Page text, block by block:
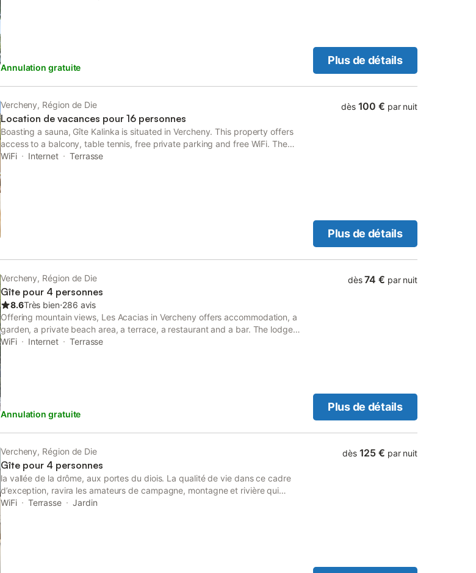
Annulation gratuite
Plus de détails
Vercheny, Région de Die
Location de vacances pour 16 personnes
Boasting a sauna, Gîte Kalinka is situated in Vercheny. This property offers
access to a balcony, table tennis, free private parking and free WiFi. The
holiday home features facilities for disabled guests.
WiFi Internet Terrasse
dès 100 € par nuit
Plus de détails
Vercheny, Région de Die
Gîte pour 4 personnes
8.6Très bien⋅286 avis
Offering mountain views, Les Acacias in Vercheny offers accommodation, a
garden, a private beach area, a terrace, a restaurant and a bar. The lodge
features both WiFi and private parking free of charge.
WiFi Internet Terrasse
Annulation gratuite
dès 74 € par nuit
Plus de détails
Vercheny, Région de Die
Gîte pour 4 personnes
la vallée de la drôme, aux portes du diois. La qualité de vie dans ce cadre
d’exception, ravira les amateurs de campagne, montagne et rivière qui
aspirent à la tranquillité. Entièrement rénové par ses propriétaires avec une
WiFi Terrasse Jardin
dès 125 € par nuit